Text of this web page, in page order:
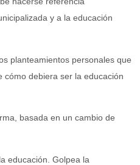
y a la educación
planteamientos personales que
cómo debiera ser la educación
basada en un cambio de
educación. Golpea la